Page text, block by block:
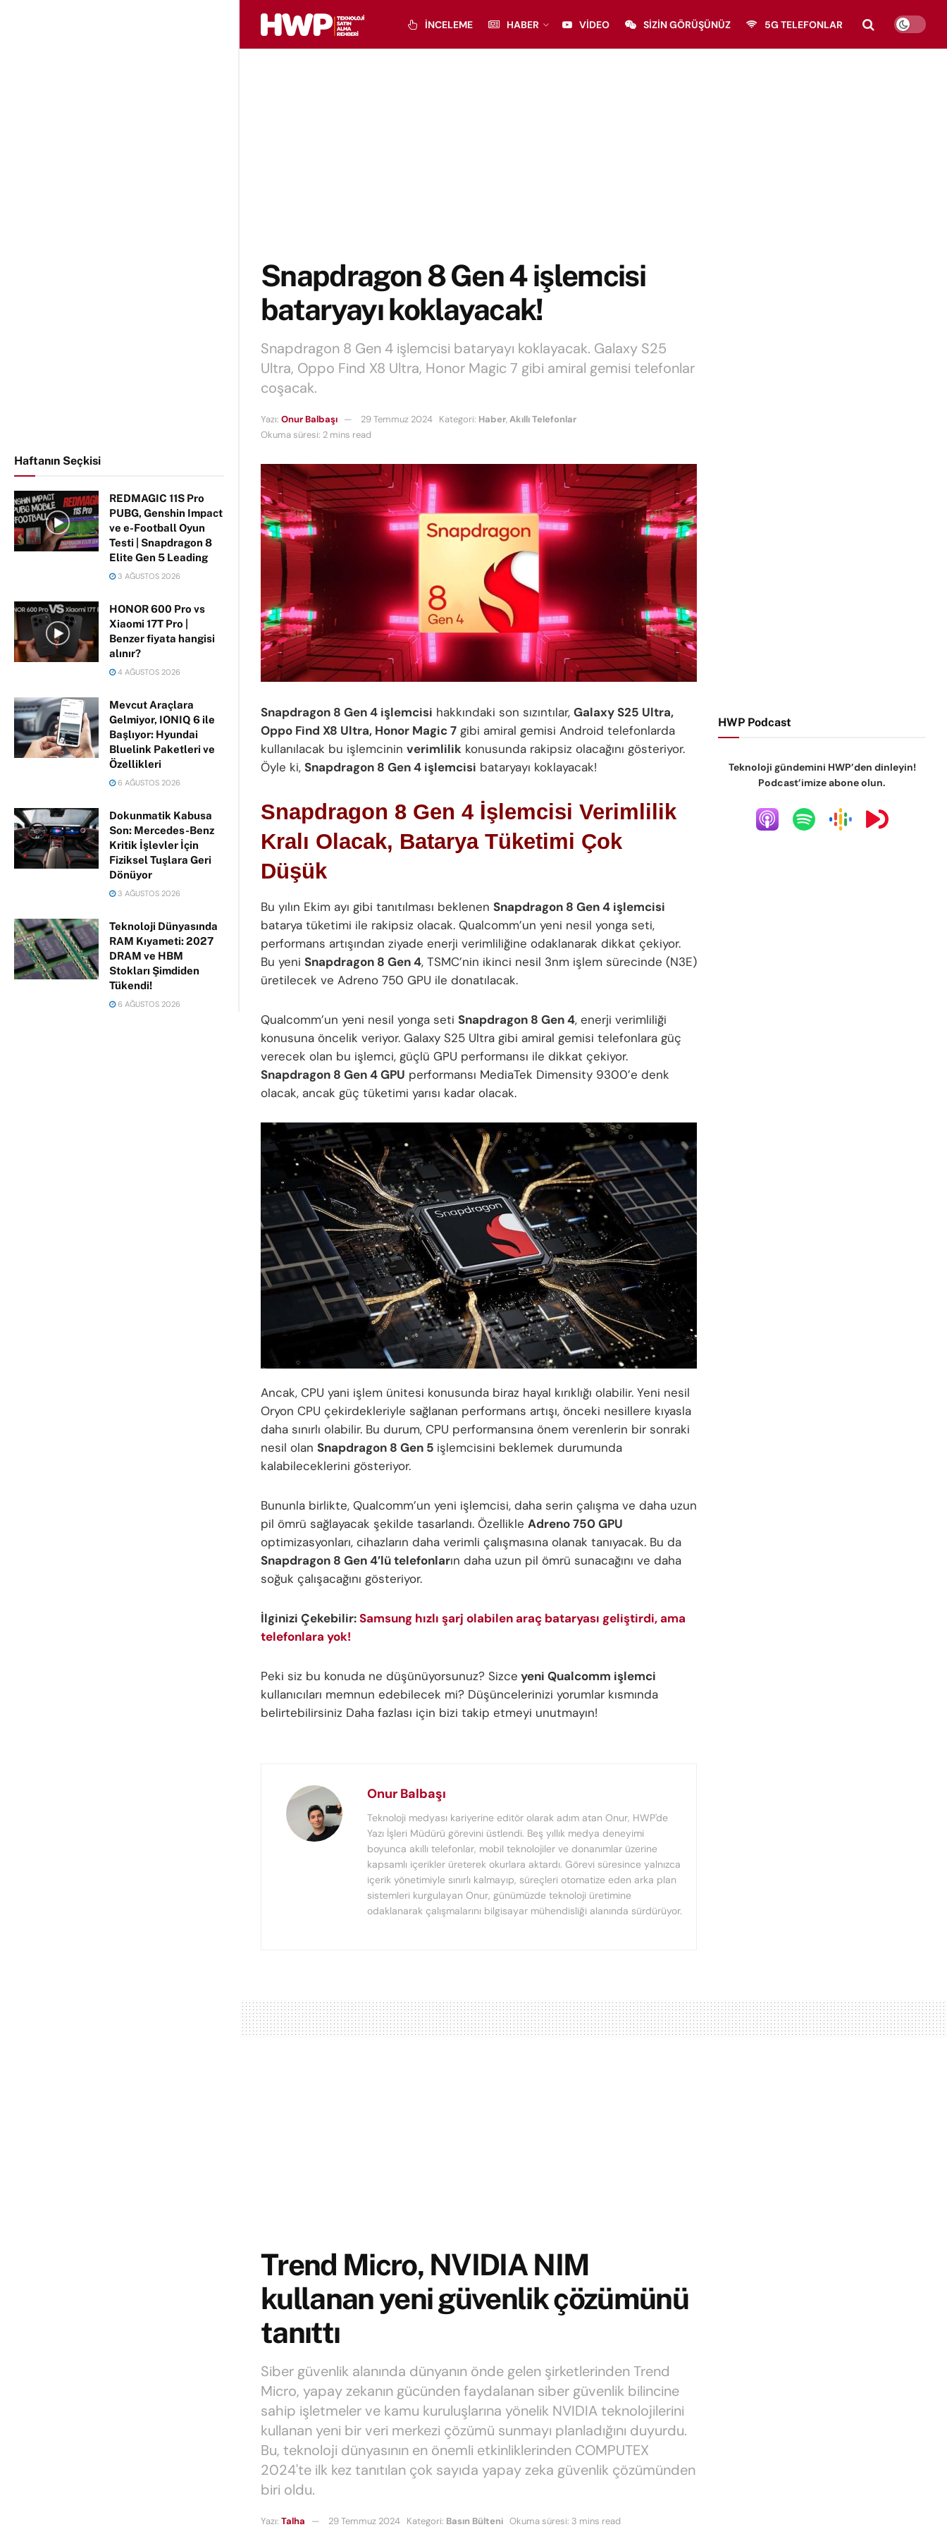
Haftanın Seçkisi
REDMAGIC 11S Pro
PUBG, Genshin Impact
ve e-Football Oyun
Testi | Snapdragon 8
Elite Gen 5 Leading
3 AĞUSTOS 2026
HONOR 600 Pro vs
Xiaomi 17T Pro |
Benzer fiyata hangisi
alınır?
4 AĞUSTOS 2026
Mevcut Araçlara
Gelmiyor, IONIQ 6 ile
Başlıyor: Hyundai
Bluelink Paketleri ve
Özellikleri
6 AĞUSTOS 2026
Dokunmatik Kabusa
Son: Mercedes-Benz
Kritik İşlevler İçin
Fiziksel Tuşlara Geri
Dönüyor
3 AĞUSTOS 2026
Teknoloji Dünyasında
RAM Kıyameti: 2027
DRAM ve HBM
Stokları Şimdiden
Tükendi!
6 AĞUSTOS 2026
İNCELEME HABER VIDEO SIZIN GÖRÜŞÜNÜZ 5G TELEFONLAR
Snapdragon 8 Gen 4 işlemcisi
bataryayı koklayacak!
Snapdragon 8 Gen 4 işlemcisi bataryayı koklayacak. Galaxy S25
Ultra, Oppo Find X8 Ultra, Honor Magic 7 gibi amiral gemisi telefonlar
coşacak.
Yazı: Onur Balbaşı 29 Temmuz 2024 Kategori: Haber,Akıllı Telefonlar
Okuma süresi: 2 mins read
Snapdragon 8 Gen 4 işlemcisi hakkındaki son sızıntılar, Galaxy S25 Ultra,
Oppo Find X8 Ultra, Honor Magic 7 gibi amiral gemisi Android telefonlarda
kullanılacak bu işlemcinin verimlilik konusunda rakipsiz olacağını gösteriyor.
Öyle ki, Snapdragon 8 Gen 4 işlemcisi bataryayı koklayacak!
Snapdragon 8 Gen 4 İşlemcisi Verimlilik
Kralı Olacak, Batarya Tüketimi Çok
Düşük
Bu yılın Ekim ayı gibi tanıtılması beklenen Snapdragon 8 Gen 4 işlemcisi
batarya tüketimi ile rakipsiz olacak. Qualcomm’un yeni nesil yonga seti,
performans artışından ziyade enerji verimliliğine odaklanarak dikkat çekiyor.
Bu yeni Snapdragon 8 Gen 4, TSMC’nin ikinci nesil 3nm işlem sürecinde (N3E)
üretilecek ve Adreno 750 GPU ile donatılacak.
Qualcomm’un yeni nesil yonga seti Snapdragon 8 Gen 4, enerji verimliliği
konusuna öncelik veriyor. Galaxy S25 Ultra gibi amiral gemisi telefonlara güç
verecek olan bu işlemci, güçlü GPU performansı ile dikkat çekiyor.
Snapdragon 8 Gen 4 GPU performansı MediaTek Dimensity 9300’e denk
olacak, ancak güç tüketimi yarısı kadar olacak.
Ancak, CPU yani işlem ünitesi konusunda biraz hayal kırıklığı olabilir. Yeni nesil
Oryon CPU çekirdekleriyle sağlanan performans artışı, önceki nesillere kıyasla
daha sınırlı olabilir. Bu durum, CPU performansına önem verenlerin bir sonraki
nesil olan Snapdragon 8 Gen 5 işlemcisini beklemek durumunda
kalabileceklerini gösteriyor.
Bununla birlikte, Qualcomm’un yeni işlemcisi, daha serin çalışma ve daha uzun
pil ömrü sağlayacak şekilde tasarlandı. Özellikle Adreno 750 GPU
optimizasyonları, cihazların daha verimli çalışmasına olanak tanıyacak. Bu da
Snapdragon 8 Gen 4’lü telefonların daha uzun pil ömrü sunacağını ve daha
soğuk çalışacağını gösteriyor.
İlginizi Çekebilir:Samsung hızlı şarj olabilen araç bataryası geliştirdi, ama
telefonlara yok!
Peki siz bu konuda ne düşünüyorsunuz? Sizce yeni Qualcomm işlemci
kullanıcıları memnun edebilecek mi? Düşüncelerinizi yorumlar kısmında
belirtebilirsiniz Daha fazlası için bizi takip etmeyi unutmayın!
Onur Balbaşı
Teknoloji medyası kariyerine editör olarak adım atan Onur, HWP'de
Yazı İşleri Müdürü görevini üstlendi. Beş yıllık medya deneyimi
boyunca akıllı telefonlar, mobil teknolojiler ve donanımlar üzerine
kapsamlı içerikler üreterek okurlara aktardı. Görevi süresince yalnızca
içerik yönetimiyle sınırlı kalmayıp, süreçleri otomatize eden arka plan
sistemleri kurgulayan Onur, günümüzde teknoloji üretimine
odaklanarak çalışmalarını bilgisayar mühendisliği alanında sürdürüyor.
HWP Podcast
Teknoloji gündemini HWP’den dinleyin!
Podcast’imize abone olun.
Trend Micro, NVIDIA NIM
kullanan yeni güvenlik çözümünü
tanıttı
Siber güvenlik alanında dünyanın önde gelen şirketlerinden Trend
Micro, yapay zekanın gücünden faydalanan siber güvenlik bilincine
sahip işletmeler ve kamu kuruluşlarına yönelik NVIDIA teknolojilerini
kullanan yeni bir veri merkezi çözümü sunmayı planladığını duyurdu.
Bu, teknoloji dünyasının en önemli etkinliklerinden COMPUTEX
2024'te ilk kez tanıtılan çok sayıda yapay zeka güvenlik çözümünden
biri oldu.
Yazı: Talha 29 Temmuz 2024 Kategori: Basın Bülteni Okuma süresi: 3 mins read